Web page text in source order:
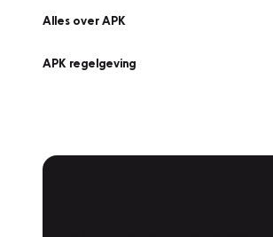
Alles over APK
APK regelgeving